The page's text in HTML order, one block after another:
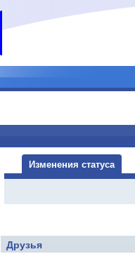
Изменения статуса
Друзья